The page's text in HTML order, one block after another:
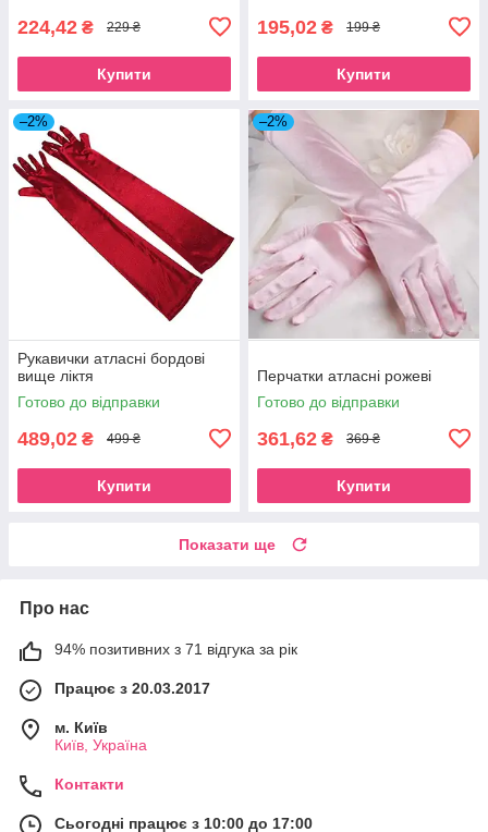
224,42 ₴ 229 ₴
Купити
195,02 ₴ 199 ₴
Купити
–2%
Рукавички атласні бордові
вище ліктя
Готово до відправки
489,02 ₴ 499 ₴
Купити
–2%
Перчатки атласні рожеві
Готово до відправки
361,62 ₴ 369 ₴
Купити
Показати ще
Про нас
94% позитивних з 71 відгука за рік
Працює з 20.03.2017
м. Київ
Київ, Україна
Контакти
Сьогодні працює з 10:00 до 17:00